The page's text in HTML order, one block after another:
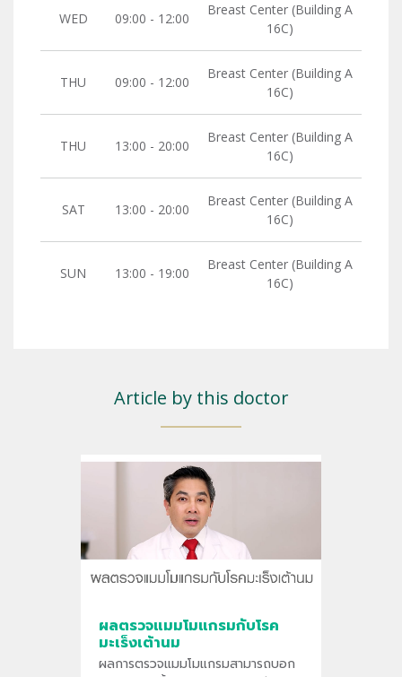
WED 09:00 - 12:00
Breast Center (Building A
16C)
THU 09:00 - 12:00
Breast Center (Building A
16C)
THU 13:00 - 20:00
Breast Center (Building A
16C)
SAT 13:00 - 20:00
Breast Center (Building A
16C)
SUN 13:00 - 19:00
Breast Center (Building A
16C)
Article by this doctor
ผลตรวจแมมโมแกรมกับโรค
มะเร็งเต้านม
ผลการตรวจแมมโมแกรมสามารถบอก